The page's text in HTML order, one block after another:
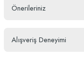
Önerileriniz
Bu ürünün fiyat bilgisi,
yetersiz gördüğünüz
Alışveriş Deneyimi